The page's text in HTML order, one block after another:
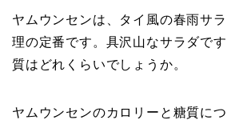
ヤムウンセンは、タイ風の春雨サ
理の定番です。具沢山なサラダで
質はどれくらいでしょうか。
ヤムウンセンのカロリーと糖質に